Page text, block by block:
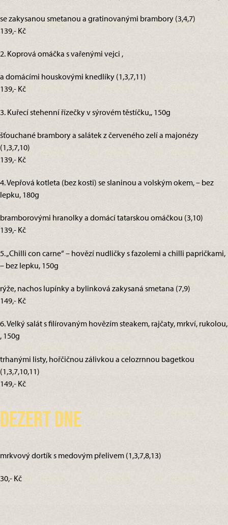
se zakysanou smetanou a gratinovanými brambory (3,4,7)
139,- Kč
2. Koprová omáčka s vařenými vejci ,
a domácími houskovými knedlíky (1,3,7,11)
139,- Kč
3. Kuřecí stehenní řízečky v sýrovém těstíčku,, 150g
šťouchané brambory a salátek z červeného zelí a majonézy
(1,3,7,10)
139,- Kč
4. Vepřová kotleta (bez kosti) se slaninou a volským okem, – bez
lepku, 180g
bramborovými hranolky a domácí tatarskou omáčkou (3,10)
139,- Kč
5. „Chilli con carne“ – hovězí nudličky s fazolemi a chilli papričkami,
– bez lepku, 150g
rýže, nachos lupínky a bylinková zakysaná smetana (7,9)
149,- Kč
6. Velký salát s filírovaným hovězím steakem, rajčaty, mrkví, rukolou,
, 150g
trhanými listy, hořčičnou zálivkou a celozrnnou bagetkou
(1,3,7,10,11)
149,- Kč
Dezert dne
mrkvový dortík s medovým přelivem (1,3,7,8,13)
30,- Kč